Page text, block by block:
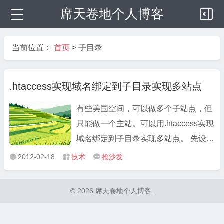
席天卷地个人博客
当前位置： 首页 > 子目录
.htaccess实现域名绑定到子目录实现多站点
有些美国空间，可以做多个子站点，但
只能做一个主站。可以用.htaccess实现
域名绑定到子目录实现多站点。 先设置
停靠域将各域名绑定到主机，然后新建
目录directory，再编辑根目录下的隐藏
 2012-02-18  技术  抢沙发
© 2026 席天卷地个人博客.